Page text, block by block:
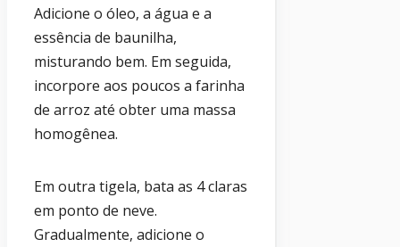
Adicione o óleo, a água e a
essência de baunilha,
misturando bem. Em seguida,
incorpore aos poucos a farinha
de arroz até obter uma massa
homogênea.
Em outra tigela, bata as 4 claras
em ponto de neve.
Gradualmente, adicione o